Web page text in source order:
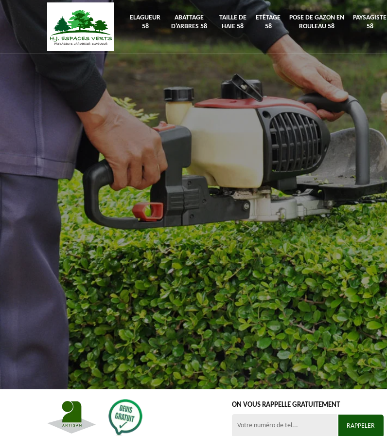
ELAGUEUR
58
ABATTAGE
D'ARBRES 58
TAILLE DE
HAIE 58
ETÊTAGE
58
POSE DE GAZON EN
ROULEAU 58
PAYSAGISTE
58
ON VOUS RAPPELLE GRATUITEMENT